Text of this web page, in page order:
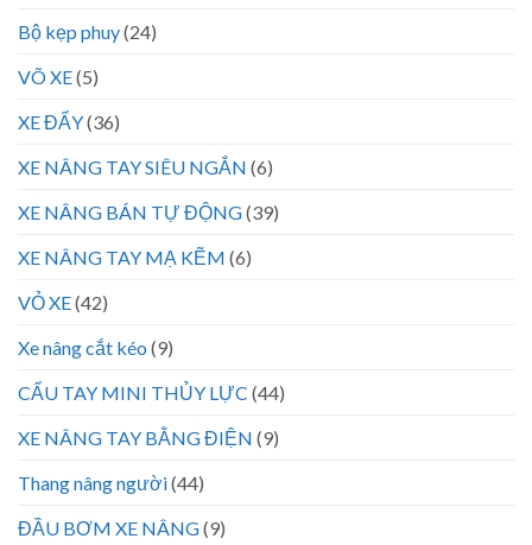
Bộ kẹp phuy(24)
VÕ XE(5)
XE ĐẨY(36)
XE NÂNG TAY SIÊU NGẮN (6)
XE NÂNG BÁN TỰ ĐỘNG(39)
XE NÂNG TAY MẠ KẼM (6)
VỎ XE(42)
Xe nâng cắt kéo (9)
CẨU TAY MINI THỦY LỰC (44)
XE NÂNG TAY BẰNG ĐIỆN (9)
Thang nâng người(44)
ĐẦU BƠM XE NÂNG(9)